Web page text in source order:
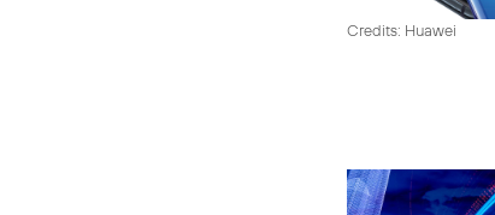
Credits: Huawei